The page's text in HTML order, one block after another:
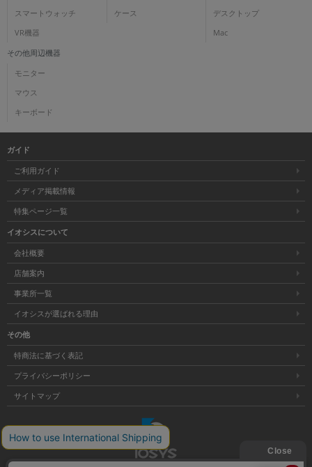
スマートウォッチ
VR機器
ケース デスクトップ
Mac
その他周辺機器
モニター
マウス
キーボード
ガイド
ご利用ガイド
メディア掲載情報
特集ページ一覧
イオシスについて
会社概要
店舗案内
事業所一覧
イオシスが選ばれる理由
その他
特商法に基づく表記
プライバシーポリシー
サイトマップ